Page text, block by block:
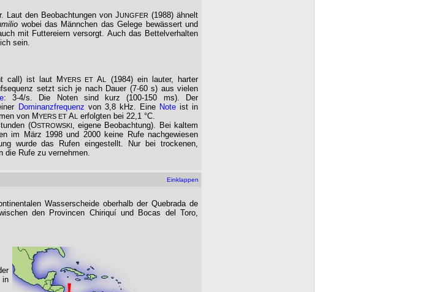
Laut den Beobachtungen von JUNGFER (1988) ähnelt
wobei das Männchen das Gelege bewässert und
mit Futtereiern versorgt. Auch das Bettelverhalten
sein.
call) ist laut MYERS ETAL
(1984) ein lauter, harter
setzt sich je nach Dauer (7-60 s) aus vielen
: 3-4/s. Die Noten sind kurz (100-150 ms). Der
Dominanzfrequenz von 3,8 kHz. Eine Noteist in
von MYERS ET AL
erfolgten bei 22,1 °C.
(OSTROWSKI
, eigene Beobachtung). Bei kaltem
im März 1998 und 2000 keine Rufe nachgewiesen
wurde das Rufen eingestellt. Nur bei trockenen,
die Rufe zu vernehmen.
Einklappen
Wasserscheide oberhalb der Quebrada de
den Provincen Chiriquí und Bocas del Toro,
in